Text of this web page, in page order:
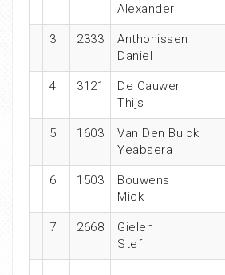
Alexander
3 2333
Anthonissen
Daniel
4 3121
De Cauwer
Thijs
5 1603
Van Den Bulck
Yeabsera
6 1503
Bouwens
Mick
7 2668
Gielen
Stef